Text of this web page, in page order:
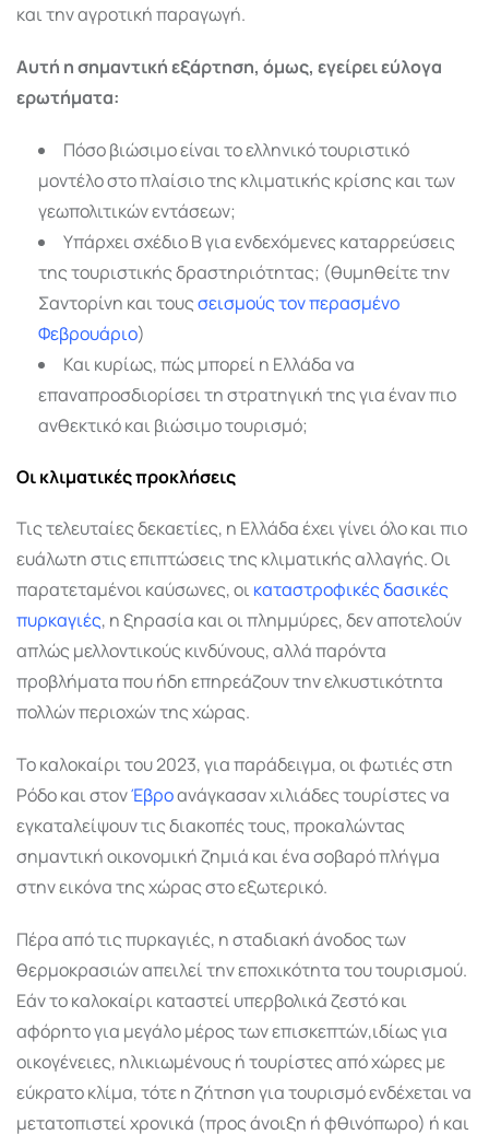
και την αγροτική παραγωγή.
Αυτή η σημαντική εξάρτηση, όμως, εγείρει εύλογα
ερωτήματα:
Πόσο βιώσιμο είναι το ελληνικό τουριστικό
μοντέλο στο πλαίσιο της κλιματικής κρίσης και των
γεωπολιτικών εντάσεων;
Υπάρχει σχέδιο Β για ενδεχόμενες καταρρεύσεις
της τουριστικής δραστηριότητας; (θυμηθείτε την
Σαντορίνη και τουςσεισμούς τον περασμένο
Φεβρουάριο)
Και κυρίως, πώς μπορεί η Ελλάδα να
επαναπροσδιορίσει τη στρατηγική της για έναν πιο
ανθεκτικό και βιώσιμο τουρισμό;
Οι κλιματικές προκλήσεις
Τις τελευταίες δεκαετίες, η Ελλάδα έχει γίνει όλο και πιο
ευάλωτη στις επιπτώσεις της κλιματικής αλλαγής. Οι
παρατεταμένοι καύσωνες, οι καταστροφικές δασικές
πυρκαγιές, η ξηρασία και οι πλημμύρες, δεν αποτελούν
απλώς μελλοντικούς κινδύνους, αλλά παρόντα
προβλήματα που ήδη επηρεάζουν την ελκυστικότητα
πολλών περιοχών της χώρας.
Το καλοκαίρι του 2023, για παράδειγμα, οι φωτιές στη
Ρόδο και στονΈβροανάγκασαν χιλιάδες τουρίστες να
εγκαταλείψουν τις διακοπές τους, προκαλώντας
σημαντική οικονομική ζημιά και ένα σοβαρό πλήγμα
στην εικόνα της χώρας στο εξωτερικό.
Πέρα από τις πυρκαγιές, η σταδιακή άνοδος των
θερμοκρασιών απειλεί την εποχικότητα του τουρισμού.
Εάν το καλοκαίρι καταστεί υπερβολικά ζεστό και
αφόρητο για μεγάλο μέρος των επισκεπτών,ιδίως για
οικογένειες, ηλικιωμένους ή τουρίστες από χώρες με
εύκρατο κλίμα, τότε η ζήτηση για τουρισμό ενδέχεται να
μετατοπιστεί χρονικά (προς άνοιξη ή φθινόπωρο) ή και